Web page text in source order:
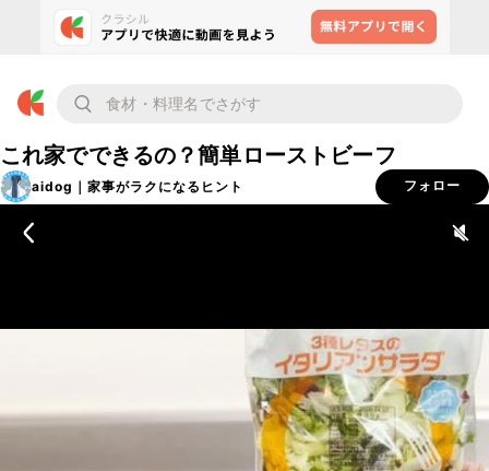
これ家でできるの？簡単ローストビーフ
aidog｜家事がラクになるヒント フォロー